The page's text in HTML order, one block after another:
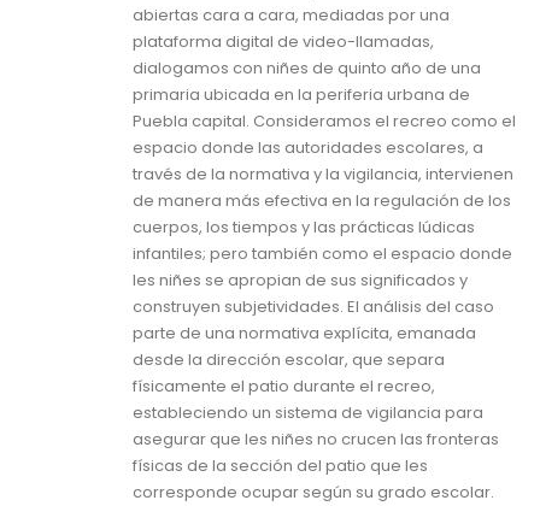
abiertas cara a cara, mediadas por una
plataforma digital de video-llamadas,
dialogamos con niñes de quinto año de una
primaria ubicada en la periferia urbana de
Puebla capital. Consideramos el recreo como el
espacio donde las autoridades escolares, a
través de la normativa y la vigilancia, intervienen
de manera más efectiva en la regulación de los
cuerpos, los tiempos y las prácticas lúdicas
infantiles; pero también como el espacio donde
les niñes se apropian de sus significados y
construyen subjetividades. El análisis del caso
parte de una normativa explícita, emanada
desde la dirección escolar, que separa
físicamente el patio durante el recreo,
estableciendo un sistema de vigilancia para
asegurar que les niñes no crucen las fronteras
físicas de la sección del patio que les
corresponde ocupar según su grado escolar.